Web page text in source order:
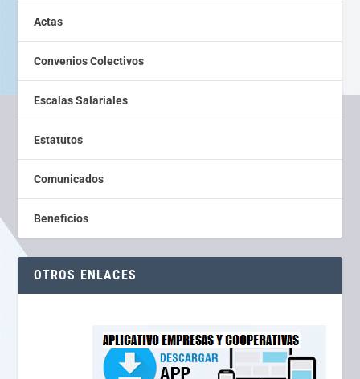
Actas
Convenios Colectivos
Escalas Salariales
Estatutos
Comunicados
Beneficios
OTROS ENLACES